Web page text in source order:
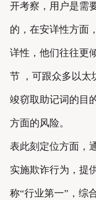
开考察，用户是需
的，在安详性方面
详性，他们往往更
节 ，可跟众多以太
竣窃取助记词的目
方面的风险。
表此刻定位方面，
实施欺诈行为，提
称“行业第一”，综